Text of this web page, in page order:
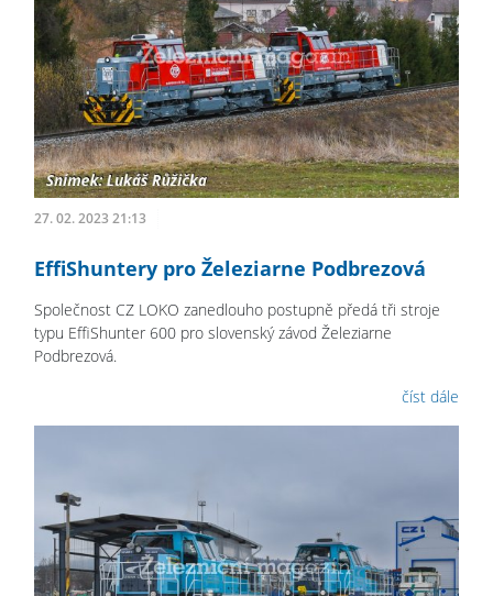
27. 02. 2023 21:13
EffiShuntery pro Železiarne Podbrezová
Společnost CZ LOKO zanedlouho postupně předá tři stroje
typu EffiShunter 600 pro slovenský závod Železiarne
Podbrezová.
číst dále